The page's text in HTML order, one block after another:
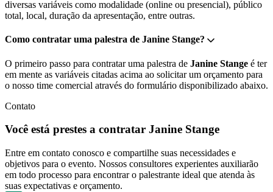
diversas variáveis como modalidade (online ou presencial), público
total, local, duração da apresentação, entre outras.
Como contratar uma palestra de Janine Stange?
O primeiro passo para contratar uma palestra de Janine Stange é ter
em mente as variáveis citadas acima ao solicitar um orçamento para
o nosso time comercial através do formulário disponibilizado abaixo.
Contato
Você está prestes a contratar Janine Stange
Entre em contato conosco e compartilhe suas necessidades e
objetivos para o evento. Nossos consultores experientes auxiliarão
em todo processo para encontrar o palestrante ideal que atenda às
suas expectativas e orçamento.